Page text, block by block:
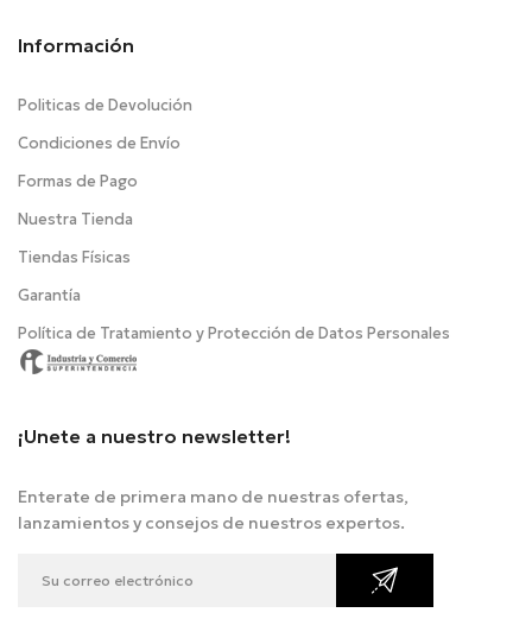
Información
Politicas de Devolución
Condiciones de Envío
Formas de Pago
Nuestra Tienda
Tiendas Físicas
Garantía
Política de Tratamiento y Protección de Datos Personales
¡Unete a nuestro newsletter!
Enterate de primera mano de nuestras ofertas,
lanzamientos y consejos de nuestros expertos.